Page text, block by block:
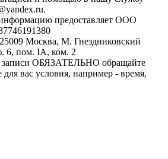
предоставляет ООО
Москва, М. Гнездниковский
6, пом. IA, ком. 2
записи ОБЯЗАТЕЛЬНО обращайте
вас условия, например - время,